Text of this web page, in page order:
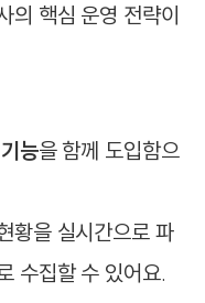
의 핵심 운영 전략이
능을 함께 도입함으
황을 실시간으로 파
수집할 수 있어요.